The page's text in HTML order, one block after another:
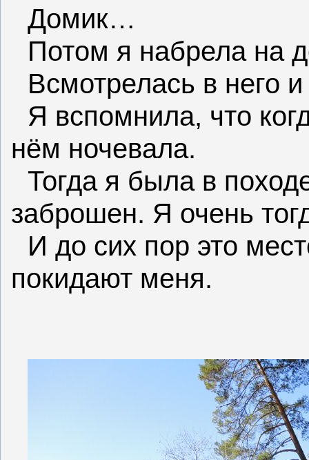
Домик…
Потом я набрела на
Всмотрелась в него
Я вспомнила, что
нём ночевала.
Тогда я была в
заброшен. Я очень
И до сих пор это
покидают меня.